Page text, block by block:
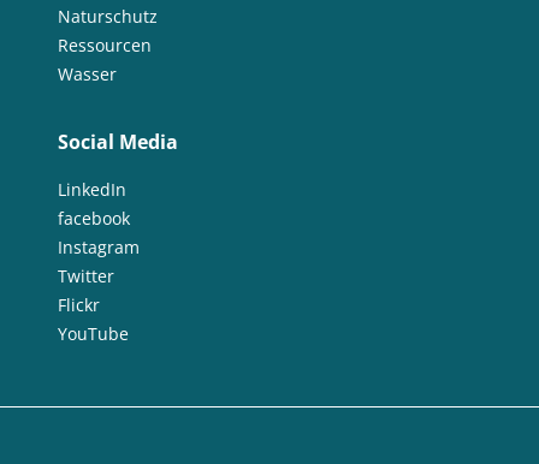
Naturschutz
Ressourcen
Wasser
Social Media
LinkedIn
facebook
Instagram
Twitter
Flickr
YouTube